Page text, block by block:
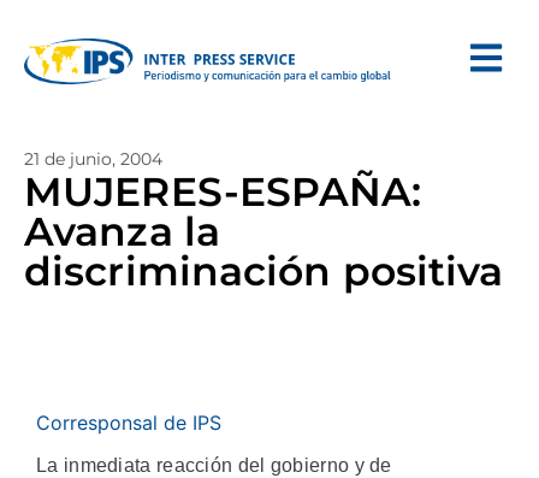
21 de junio, 2004
MUJERES-ESPAÑA:
Avanza la
discriminación positiva
Corresponsal de IPS
La inmediata reacción del gobierno y de